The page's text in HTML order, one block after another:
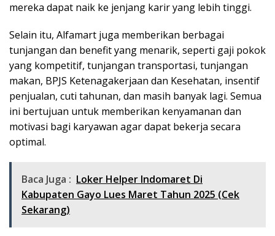
mereka dapat naik ke jenjang karir yang lebih tinggi.
Selain itu, Alfamart juga memberikan berbagai
tunjangan dan benefit yang menarik, seperti gaji pokok
yang kompetitif, tunjangan transportasi, tunjangan
makan, BPJS Ketenagakerjaan dan Kesehatan, insentif
penjualan, cuti tahunan, dan masih banyak lagi. Semua
ini bertujuan untuk memberikan kenyamanan dan
motivasi bagi karyawan agar dapat bekerja secara
optimal.
Baca Juga : Loker Helper Indomaret Di
Kabupaten Gayo Lues Maret Tahun 2025 (Cek
Sekarang)